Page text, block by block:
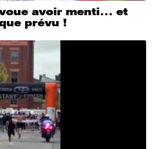
avoir menti… et
prévu !